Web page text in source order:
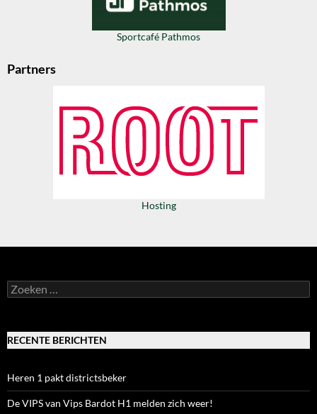
Sportcafé Pathmos
Partners
Hosting
Zoeken
naar:
RECENTE BERICHTEN
Heren 1 pakt districtsbeker
De VIPS van Vips Bardot H1 melden zich weer!